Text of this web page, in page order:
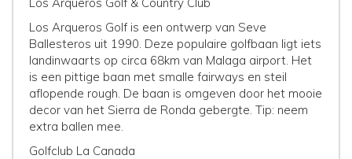
Los Arqueros Golf is een ontwerp van Seve
Ballesteros uit 1990. Deze populaire golfbaan ligt iets
landinwaarts op circa 68km van Malaga airport. Het
is een pittige baan met smalle fairways en steil
aflopende rough. De baan is omgeven door het mooie
decor van het Sierra de Ronda gebergte. Tip: neem
extra ballen mee.
Golfclub La Canada